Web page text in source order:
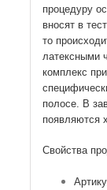
процедуру
вносят в
то
латексными
комплекс
полосе. В
появляются
Свойства